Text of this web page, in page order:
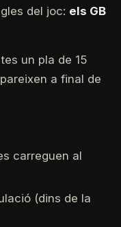
del joc: els GB
un pla de 15
a final de
carreguen al
(dins de la